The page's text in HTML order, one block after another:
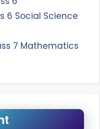
6 Social Science
Class 7 Mathematics